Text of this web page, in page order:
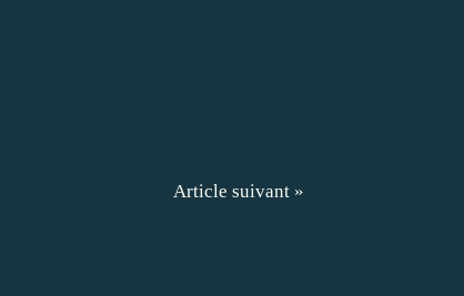
Article suivant »